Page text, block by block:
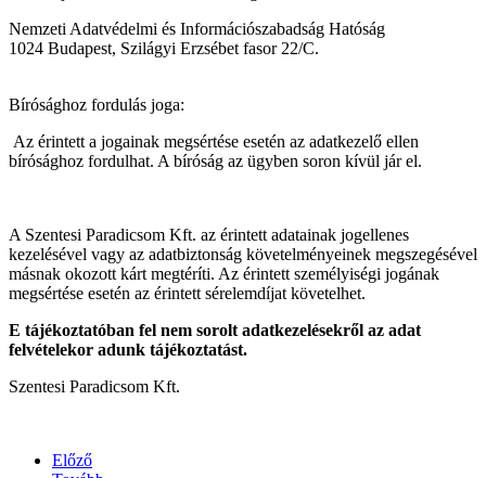
Nemzeti Adatvédelmi és Információszabadság Hatóság
1024 Budapest, Szilágyi Erzsébet fasor 22/C.
Bírósághoz fordulás joga:
Az érintett a jogainak megsértése esetén az adatkezelő ellen
bírósághoz fordulhat. A bíróság az ügyben soron kívül jár el.
A Szentesi Paradicsom Kft. az érintett adatainak jogellenes
kezelésével vagy az adatbiztonság követelményeinek megszegésével
másnak okozott kárt megtéríti. Az érintett személyiségi jogának
megsértése esetén az érintett sérelemdíjat követelhet.
E tájékoztatóban fel nem sorolt adatkezelésekről az adat
felvételekor adunk tájékoztatást.
Szentesi Paradicsom Kft.
Előző